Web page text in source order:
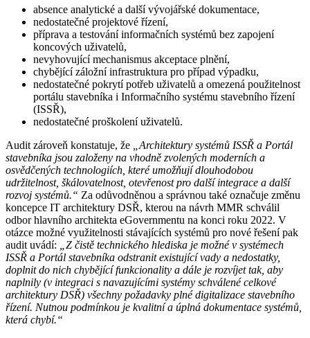
absence analytické a další vývojářské dokumentace,
nedostatečné projektové řízení,
příprava a testování informačních systémů bez zapojení
koncových uživatelů,
nevyhovující mechanismus akceptace plnění,
chybějící záložní infrastruktura pro případ výpadku,
nedostatečné pokrytí potřeb uživatelů a omezená použitelnost
portálu stavebníka i Informačního systému stavebního řízení
(ISSŘ),
nedostatečné proškolení uživatelů.
Audit zároveň konstatuje, že
„Architektury systémů ISSŘ a Portál
stavebníka jsou založeny na vhodně zvolených moderních a
osvědčených technologiích, které umožňují dlouhodobou
udržitelnost, škálovatelnost, otevřenost pro další integrace a další
rozvoj systémů.“ Za odůvodněnou a správnou také označuje změnu
koncepce IT architektury DSŘ, kterou na návrh MMR schválil
odbor hlavního architekta eGovernmentu na konci roku 2022. V
otázce možné využitelnosti stávajících systémů pro nové řešení pak
audit uvádí:
„Z čistě technického hlediska je možné v systémech
ISSŘ a Portál stavebníka odstranit existující vady a nedostatky,
doplnit do nich chybějící funkcionality a dále je rozvíjet tak, aby
naplnily (v integraci s navazujícími systémy schválené celkové
architektury DSŘ) všechny požadavky plné digitalizace stavebního
řízení. Nutnou podmínkou je kvalitní a úplná dokumentace systémů,
která chybí.“